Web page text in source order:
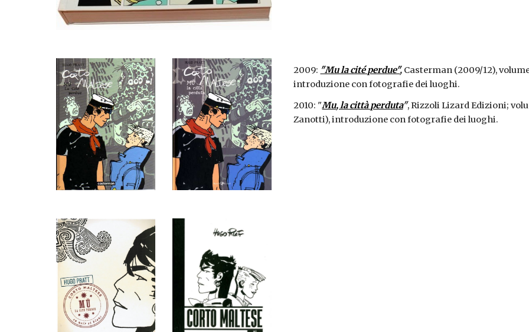
2009: "Mu la cité perdue", Casterman (2009/12),
introduzione con fotografie dei luoghi.
2010: "Mu, la città perduta", Rizzoli Lizard Edizioni;
Zanotti),introduzione con fotografie dei luoghi.